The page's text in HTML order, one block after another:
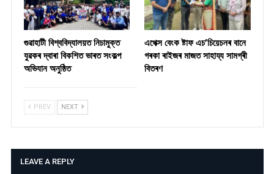
গুৱাহাটী বিশ্ববিদ্যালয়ত নিচামুক্ত
যুৱকৰ দ্বাৰা বিকশিত ভাৰত সংকল্প
অভিযান অনুষ্ঠিত
​এপেক্স বেংক ষ্টাফ এচ’চিয়েচনৰ বানে
গৰকা ৰাইজৰ মাজত সাহায্য সামগ্ৰী
বিতৰণ ​
PREV NEXT
LEAVE A REPLY